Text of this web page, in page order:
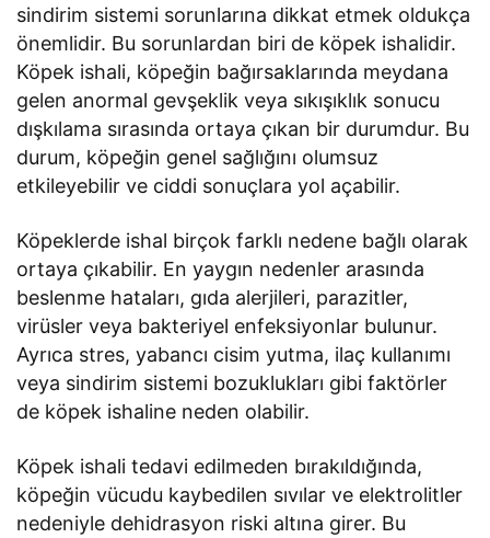
sindirim sistemi sorunlarına dikkat etmek oldukça
önemlidir. Bu sorunlardan biri de köpek ishalidir.
Köpek ishali, köpeğin bağırsaklarında meydana
gelen anormal gevşeklik veya sıkışıklık sonucu
dışkılama sırasında ortaya çıkan bir durumdur. Bu
durum, köpeğin genel sağlığını olumsuz
etkileyebilir ve ciddi sonuçlara yol açabilir.
Köpeklerde ishal birçok farklı nedene bağlı olarak
ortaya çıkabilir. En yaygın nedenler arasında
beslenme hataları, gıda alerjileri, parazitler,
virüsler veya bakteriyel enfeksiyonlar bulunur.
Ayrıca stres, yabancı cisim yutma, ilaç kullanımı
veya sindirim sistemi bozuklukları gibi faktörler
de köpek ishaline neden olabilir.
Köpek ishali tedavi edilmeden bırakıldığında,
köpeğin vücudu kaybedilen sıvılar ve elektrolitler
nedeniyle dehidrasyon riski altına girer. Bu